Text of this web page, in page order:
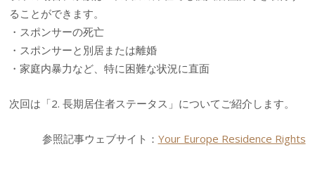
ることができます。
・スポンサーの死亡
・スポンサーと別居または離婚
・家庭内暴力など、特に困難な状況に直面
次回は「2. 長期居住者ステータス」についてご紹介します。
参照記事ウェブサイト： Your Europe Residence Rights